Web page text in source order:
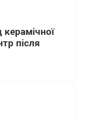
після